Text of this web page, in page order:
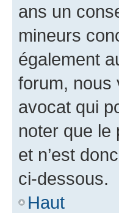
ans un
mineurs
également
forum, nous
avocat qui
noter que le
et n’est
ci-dessous.
Haut